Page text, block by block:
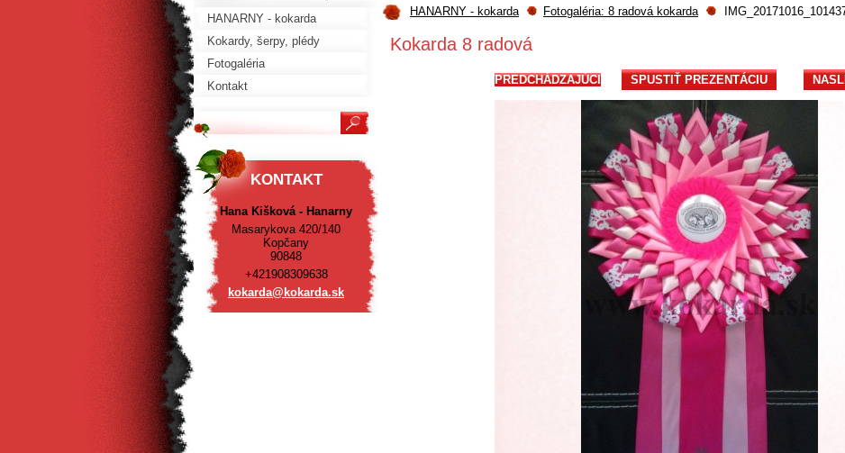
HANARNY - kokarda Fotogaléria: 8 radová kokarda
Kokarda 8 radová
PREDCHÁDZAJÚCI SPUSTIŤ PREZENTÁCIU
HANARNY - kokarda
Kokardy, šerpy, plédy
Fotogaléria
Kontakt
KONTAKT
Hana Kišková - Hanarny
Masarykova 420/140
Kopčany
90848
+421908309638
kokarda@ kokarda.sk